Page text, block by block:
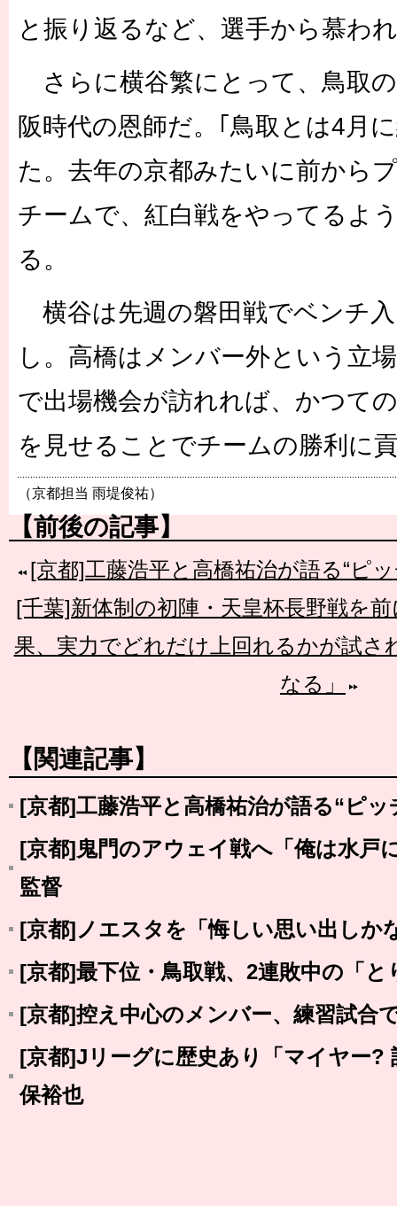
と振り返るなど、選手から慕わ
さらに横谷繁にとって、鳥取
阪時代の恩師だ。｢鳥取とは4月
た。去年の京都みたいに前から
チームで、紅白戦をやってるよ
る。
横谷は先週の磐田戦でベンチ
し。高橋はメンバー外という立
で出場機会が訪れれば、かつて
を見せることでチームの勝利に
（京都担当 雨堤俊祐）
【前後の記事】
[京都]工藤浩平と高橋祐治が語る“ピ
[千葉]新体制の初陣・天皇杯長野戦を
果、実力でどれだけ上回れるかが試さ
なる」
【関連記事】
[京都]工藤浩平と高橋祐治が語る“ピ
[京都]鬼門のアウェイ戦へ「俺は水戸
監督
[京都]ノエスタを「悔しい思い出しか
[京都]最下位・鳥取戦、2連敗中の「
[京都]控え中心のメンバー、練習試合
[京都]Jリーグに歴史あり「マイヤー?
保裕也